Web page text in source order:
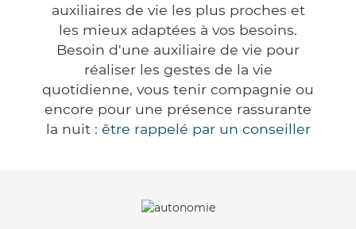
auxiliaires de vie les plus proches et
les mieux adaptées à vos besoins.
Besoin d'une auxiliaire de vie pour
réaliser les gestes de la vie
quotidienne, vous tenir compagnie ou
encore pour une présence rassurante
la nuit : être rappelé par un conseiller